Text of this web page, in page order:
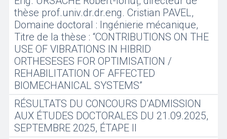
thèse prof.univ.dr.dr.eng. Cristian PAVEL,
Domaine doctoral : Ingénierie mécanique,
Titre de la thèse : “CONTRIBUTIONS ON THE
USE OF VIBRATIONS IN HIBRID
ORTHESESES FOR OPTIMISATION /
REHABILITATION OF AFFECTED
BIOMECHANICAL SYSTEMS”
RÉSULTATS DU CONCOURS D’ADMISSION
AUX ÉTUDES DOCTORALES DU 21.09.2025,
SEPTEMBRE 2025, ÉTAPE II